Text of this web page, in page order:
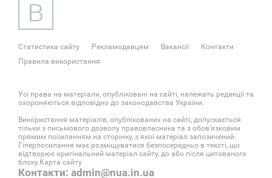
Статистика сайту Рекламодавцям Вакансії
Контакти
Правила використання
Усі права на матеріали, опубліковані на сайті, належать редакції та
охороняються відповідно до законодавства України.
Використання матеріалів, опублікованих на сайті, допускається
тільки з письмового дозволу правовласника та з обов'язковим
прямим посиланням на сторінку, з якої матеріал запозичений.
Гіперпосилання має розміщуватися безпосередньо в тексті, що
відтворює оригінальний матеріал сайту, до або після цитованого
блоку. Карта сайту
Контакти: admin@nua.in.ua